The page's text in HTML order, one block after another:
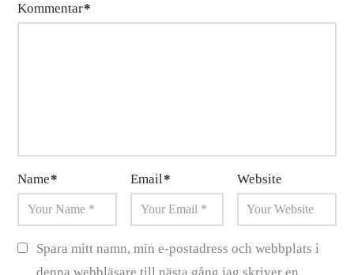
Kommentar*
Name* Email* Website
Spara mitt namn, min e-postadress och webbplats i
denna webbläsare till nästa gång jag skriver en